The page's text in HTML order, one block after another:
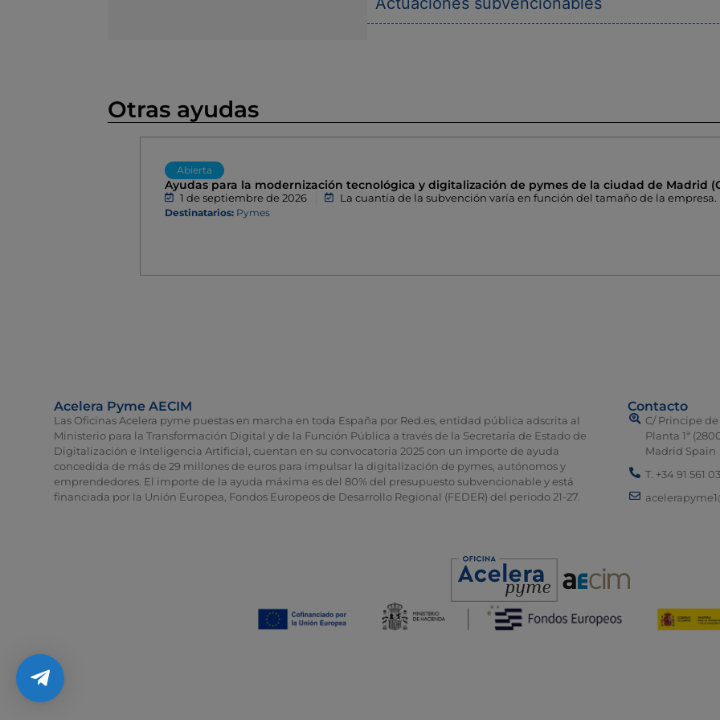
Otras ayudas
Abierta
Ayudas para la modernización tecnológica y digitalización de pymes de la ciudad de Madrid
1 de septiembre de 2026 La cuantía de la subvención varía en función del tamaño de la empresa.
Destinatarios: Pymes
Acelera Pyme AECIM
Las Oficinas Acelera pyme puestas en marcha en toda España por Red.es, entidad pública adscrita al
Ministerio para la Transformación Digital y de la Función Pública a través de la Secretaría de Estado de
Digitalización e Inteligencia Artificial, cuentan en su convocatoria 2025 con un importe de ayuda
concedida de más de 29 millones de euros para impulsar la digitalización de pymes, autónomos y
emprendedores. El importe de la ayuda máxima es del 80% del presupuesto subvencionable y está
financiada por la Unión Europea, Fondos Europeos de Desarrollo Regional (FEDER) del periodo 21-27.
Contacto
C/ Principe de
Planta 1ª
Madrid Spain
T. +34 91 561